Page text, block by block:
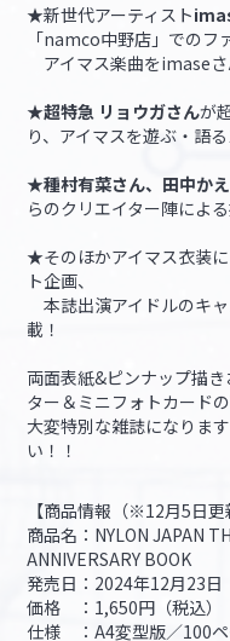
★新世代アーティスト
「namco中野店」でのフ
アイマス楽曲をimaseさ
★超特急 リョウガさんが
り、アイマスを遊ぶ・語
★種村有菜さん、田中か
らのクリエイター陣によ
★そのほかアイマス衣装
ト企画、
本誌出演アイドルのキ
載！
両面表紙&ピンナップ描
ター＆ミニフォトカード
大変特別な雑誌になりま
い！！
【商品情報（※12月5日更
商品名：NYLON JAPAN
ANNIVERSARY BOOK
発売日：2024年12月23日
価格 ：1,650円（税込）
仕様 ：A4変型版／100